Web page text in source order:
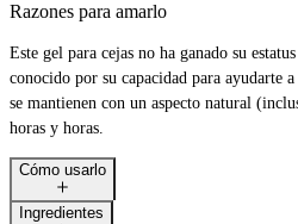
Razones para amarlo
Este gel para cejas no ha ganado su
conocido por su capacidad para ayudarte
se mantienen con un aspecto natural
horas y horas.
Cómo usarlo
Ingredientes